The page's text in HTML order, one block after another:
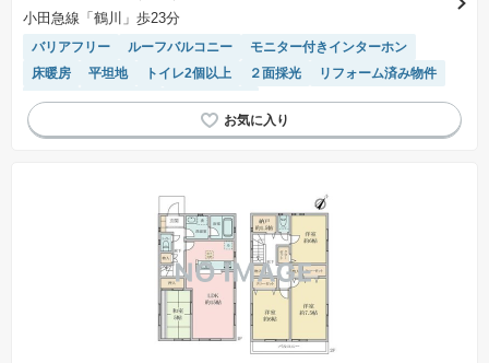
小田急線「鶴川」歩23分
バリアフリー ルーフバルコニー
モニター付きインターホン
床暖房
平坦地 トイレ2個以上 ２面採光
リフォーム済み物件
吹抜け
浴室乾燥機 温水洗浄便座